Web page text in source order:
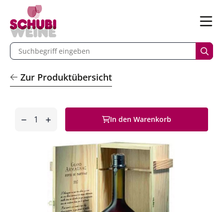
Menü
eingeben
Zur Produktübersicht
In den Warenkorb